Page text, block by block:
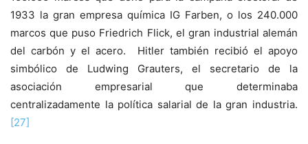
1933 la gran empresa química IG Farben, o los 240.000
marcos que puso Friedrich Flick, el gran industrial alemán
del carbón y el acero. Hitler también recibió el apoyo
simbólico de Ludwing Grauters, el secretario de la
asociación empresarial que determinaba
centralizadamente la política salarial de la gran industria.
[27]